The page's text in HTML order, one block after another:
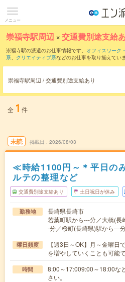
メニュー
崇福寺駅周辺 ×交通費別途支給
崇福寺駅の派遣のお仕事情報です。 オフィスワーク
系、 クリエイティブ系などのお仕事を取り揃えてい
崇福寺駅周辺 / 交通費別途支給あり
全 1 件
未読 掲載日 2026/08/03
≪時給1100円～＊平日の
ルテの整理など
交通費別途支給あり 土日祝日が休み
勤務地
長崎県長崎市
若葉町駅から---分／大橋(
-分／桜町(長崎県)駅から---
曜日頻度
【週3日～OK】月～金曜日
を増やしていくことも可能
時間
8:00～17:009:00～18:00な
さい。